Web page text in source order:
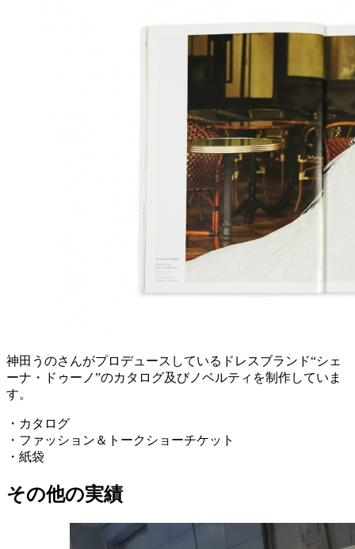
神田うのさんがプロデュースしているドレスブランド“シェ
ーナ・ドゥーノ”のカタログ及びノベルティを制作していま
す。
・カタログ
・ファッション＆トークショーチケット
・紙袋
その他の実績